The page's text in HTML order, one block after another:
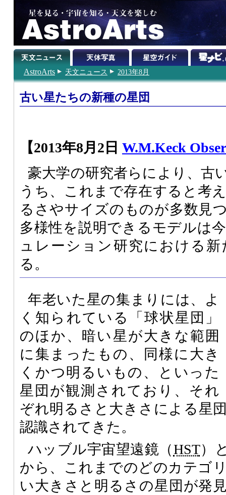
AstroArts 天文ニュース 2013年8月
古い星たちの新種の星団
【2013年8月2日 W.M.Keck
豪大学の研究者らにより、古
うち、これまで存在すると考
るさやサイズのものが多数見
多様性を説明できるモデルは
ュレーション研究における
る。
年老いた星の集まりには、よ
く知られている「球状星団」
のほか、暗い星が大きな範囲
に集まったもの、同様に大き
くかつ明るいもの、といった
星団が観測されており、それ
ぞれ明るさと大きさによる星
認識されてきた。
ハッブル宇宙望遠鏡（HST）
から、これまでのどのカテゴ
い大きさと明るさの星団が発